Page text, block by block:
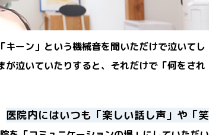
ーン」という機械音を聞いただけで泣いてし
泣いていたりすると、それだけで「何をされ
医院内にはいつも「楽しい話し声」や「笑